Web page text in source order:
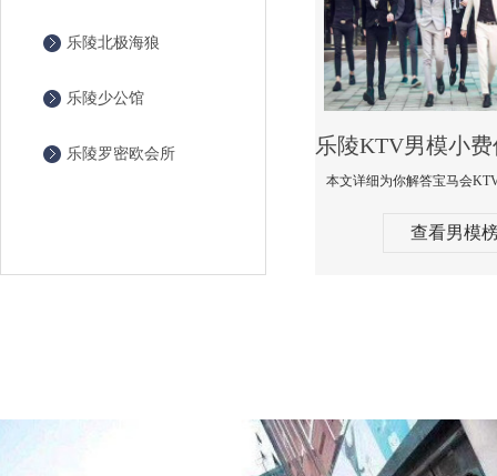
乐陵北极海狼
乐陵少公馆
乐陵罗密欧会所
查看男模